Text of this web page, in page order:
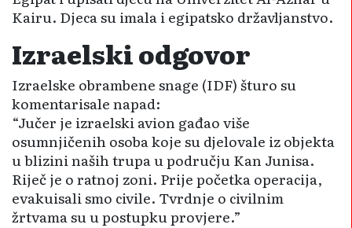
Kairu. Djeca su imala i egipatsko državljanstvo.
Izraelski odgovor
Izraelske obrambene snage (IDF) šturo su
komentarisale napad:
“Jučer je izraelski avion gađao više
osumnjičenih osoba koje su djelovale iz objekta
u blizini naših trupa u području Kan Junisa.
Riječ je o ratnoj zoni. Prije početka operacija,
evakuisali smo civile. Tvrdnje o civilnim
žrtvama su u postupku provjere.”